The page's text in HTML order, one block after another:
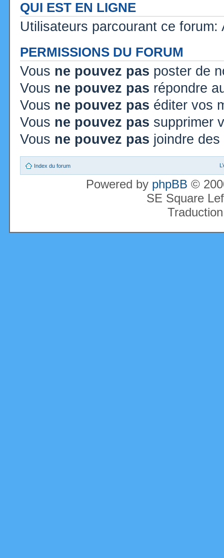
QUI EST EN LIGNE
Utilisateurs parcourant ce
PERMISSIONS DU FORUM
Vous ne pouvez pas poster de
Vous ne pouvez pas répondre
Vous ne pouvez pas éditer vos
Vous ne pouvez pas supprimer
Vous ne pouvez pas joindre
Index du forum
Powered by phpBB ©
SE Square